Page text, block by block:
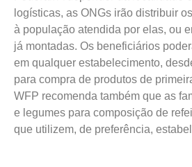
logísticas, as ONGs irão distribuir
à população atendida por elas, ou
já montadas. Os beneficiários
em qualquer estabelecimento,
para compra de produtos de
WFP recomenda também que as
e legumes para composição de
que utilizem, de preferência,